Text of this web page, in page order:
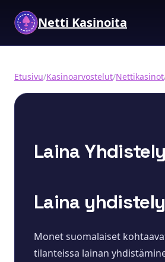
Netti Kasinoita
Etusivu/Kasinoarvostelut/Nettikasinot
Laina
Laina yhdistely
Monet suomalaiset
tilanteissa lainan